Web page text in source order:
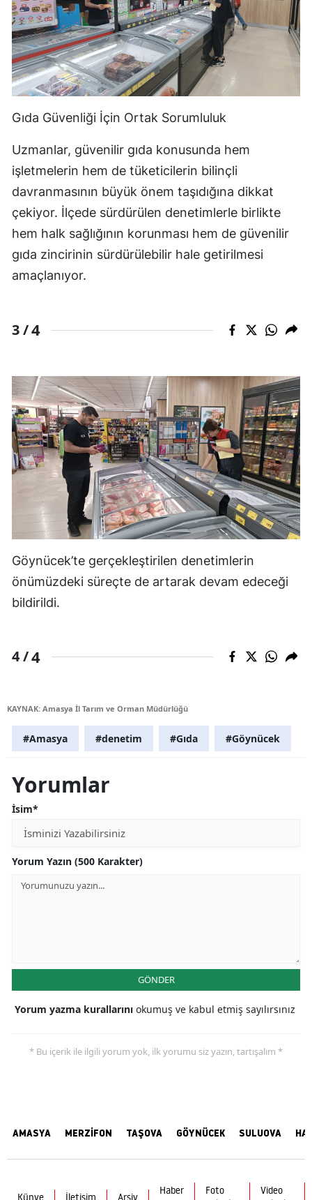
Gıda Güvenliği İçin Ortak Sorumluluk
Uzmanlar, güvenilir gıda konusunda hem
işletmelerin hem de tüketicilerin bilinçli
davranmasının büyük önem taşıdığına dikkat
çekiyor. İlçede sürdürülen denetimlerle birlikte
hem halk sağlığının korunması hem de güvenilir
gıda zincirinin sürdürülebilir hale getirilmesi
amaçlanıyor.
3 /4
Göynücek’te gerçekleştirilen denetimlerin
önümüzdeki süreçte de artarak devam edeceği
bildirildi.
4 /4
KAYNAK: Amasya İl Tarım ve Orman Müdürlüğü
#Amasya #denetim #Gıda #Göynücek
Yorumlar
İsim*
Yorum Yazın (500 Karakter)
GÖNDER
Yorum yazma kurallarını okumuş ve kabul etmiş sayılırsınız
* Bu içerik ile ilgili yorum yok, ilk yorumu siz yazın, tartışalım *
AMASYA MERZİFON TAŞOVA GÖYNÜCEK SULUOVA
Künye İletişim Arşiv
Haber
Foto
Video